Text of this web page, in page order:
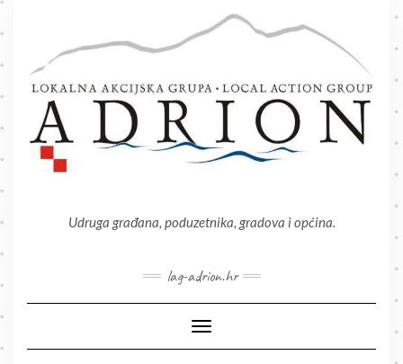
Skip
Udruga građana, poduzetnika, gradova i općina.
lag-adrion.hr
Toggle Navigation